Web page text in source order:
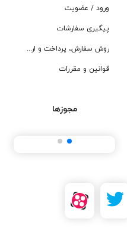
ورود / عضویت
پیگیری سفارشات
روش سفارش، پرداخت و ارسال
قوانین و مقررات
مجوزها